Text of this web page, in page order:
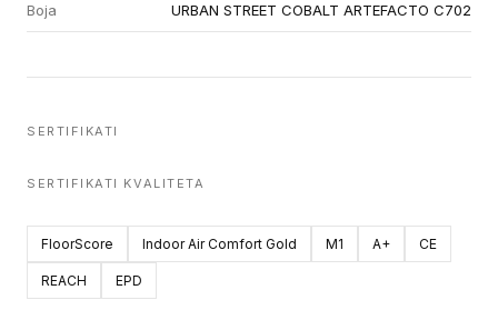
Boja URBAN STREET COBALT ARTEFACTO C702
SERTIFIKATI
SERTIFIKATI KVALITETA
FloorScore Indoor Air Comfort Gold M1 A+ CE
REACH EPD